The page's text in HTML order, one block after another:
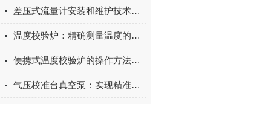
差压式流量计安装和维护技术支持
温度校验炉：精确测量温度的设备
便携式温度校验炉的操作方法及注意事项
气压校准台真空泵：实现精准气压控制，推动科研与工业检测的高效发展